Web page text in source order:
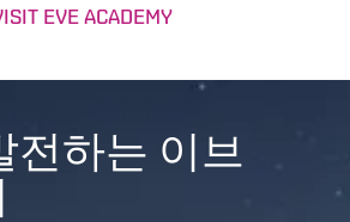
EVE ACADEMY
전하는 이브